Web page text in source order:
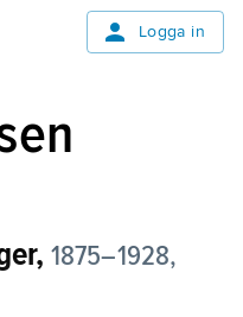
Logga in
1875–1928,